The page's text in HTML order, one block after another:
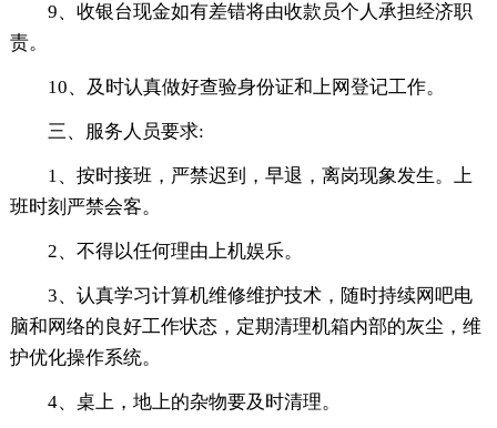
9、收银台现金如有差错将由收款员个人承担经济职
责。
10、及时认真做好查验身份证和上网登记工作。
三、服务人员要求:
1、按时接班，严禁迟到，早退，离岗现象发生。上
班时刻严禁会客。
2、不得以任何理由上机娱乐。
3、认真学习计算机维修维护技术，随时持续网吧电
脑和网络的良好工作状态，定期清理机箱内部的灰尘，维
护优化操作系统。
4、桌上，地上的杂物要及时清理。